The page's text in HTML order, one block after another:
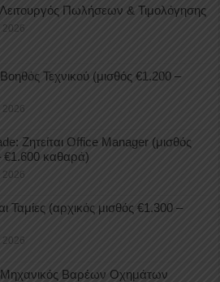
Λειτουργός Πωλήσεων & Τιμολόγησης
2026
Βοηθός Τεχνικού (μισθός €1.200 –
2026
Ζητείται Office Manager (μισθός
€1.600 καθαρά)
2026
Ταμίες (αρχικός μισθός €1.300 –
2026
Μηχανικός Βαρέων Οχημάτων